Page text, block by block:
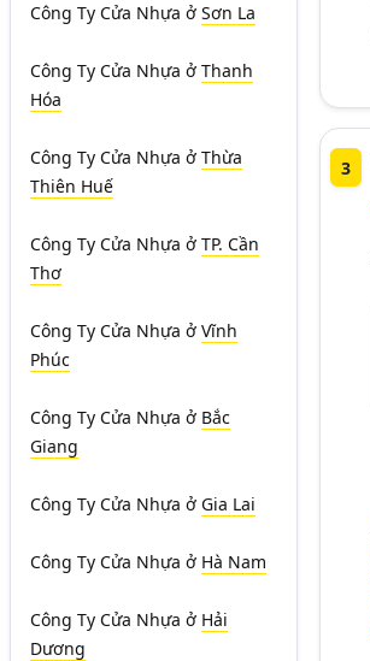
Công Ty Cửa Nhựa ở Sơn La
Công Ty Cửa Nhựa ở Thanh
Hóa
Công Ty Cửa Nhựa ở Thừa
Thiên Huế
Công Ty Cửa Nhựa ở TP. Cần
Thơ
Công Ty Cửa Nhựa ở Vĩnh
Phúc
Công Ty Cửa Nhựa ở Bắc
Giang
Công Ty Cửa Nhựa ở Gia Lai
Công Ty Cửa Nhựa ở Hà Nam
Công Ty Cửa Nhựa ở Hải
Dương
3